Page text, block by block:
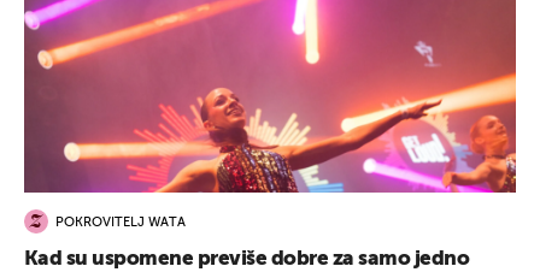
POKROVITELJ WATA
Kad su uspomene previše dobre za samo jedno